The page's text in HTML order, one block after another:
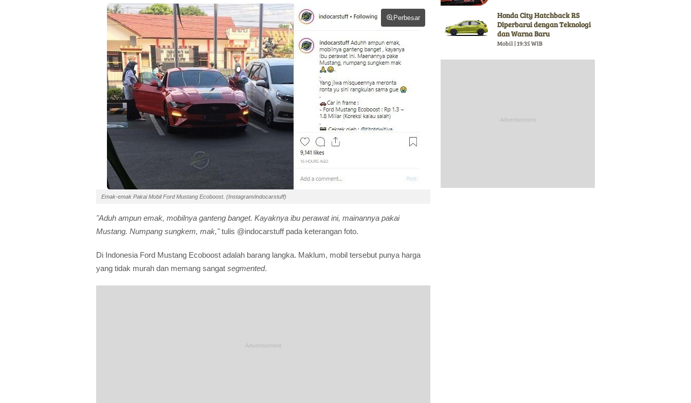
Perbesar
Emak-emak Pakai Mobil Ford Mustang Ecoboost. (Instagram/indocarstuff)
"Aduh ampun emak, mobilnya ganteng banget. Kayaknya ibu perawat ini, mainannya pakai
Mustang. Numpang sungkem, mak,"tulis @indocarstuff pada keterangan foto.
Di Indonesia Ford Mustang Ecoboost adalah barang langka. Maklum, mobil tersebut punya harga
yang tidak murah dan memang sangat segmented.
Honda City Hatchback RS
Diperbarui dengan Teknologi
dan Warna Baru
Mobil | 19:35 WIB